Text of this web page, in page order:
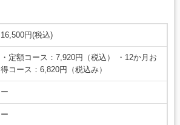
16,500円(税込)
・定額コース：7,920円（税込） ・12か月お
得コース：6,820円（税込み）
ー
ー